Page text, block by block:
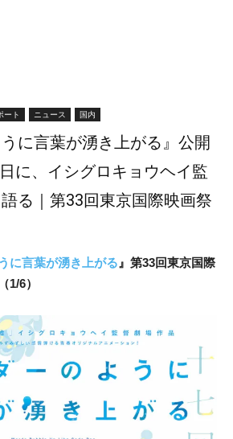
ート ニュース 国内
うに言葉が湧き上がる』公開
に、イシグロキョウヘイ監
る｜第33回東京国際映画祭
に言葉が湧き上がる 』第33回東京国際
1/6）